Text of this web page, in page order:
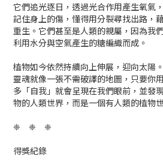
它們追光逐日，透過光合作用產生氧氣
記住身上的傷，懂得用分裂尋找出路，
重生。它們甚至是人類的親屬，因為我
利用水分與空氣產生的糖編織而成。
植物如今依然持續向上伸展，迎向太陽
靈魂就像一張不需破譯的地圖，只要你
多「自我」就會呈現在我們眼前，並發
物的人類世界，而是一個有人類的植
❈ ❈ ❈
得獎紀錄